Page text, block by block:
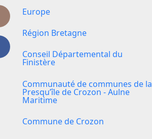
Europe
Région Bretagne
Conseil Départemental du
Finistère
Communauté de communes de la
Presqu’île de Crozon - Aulne
Maritime
Commune de Crozon